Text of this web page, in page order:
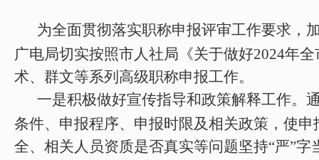
为全面贯彻落实职称申报评审工作要求，
广电局切实按照市人社局《关于做好2024年
术、群文等系列高级职称申报工作。
一是积极做好宣传指导和政策解释工作。
条件、申报程序、申报时限及相关政策，使
全、相关人员资质是否真实等问题坚持“严”